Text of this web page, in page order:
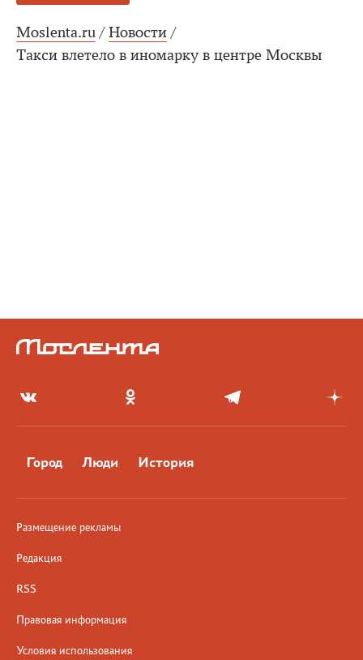
Moslenta.ru / Новости /
Такси влетело в иномарку в центре Москвы
Город Люди История
Размещение рекламы
Редакция
RSS
Правовая информация
Условия использования